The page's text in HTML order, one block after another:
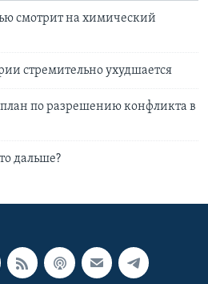
смотрит на химический
стремительно ухудшается
по разрешению конфликта в
дальше?